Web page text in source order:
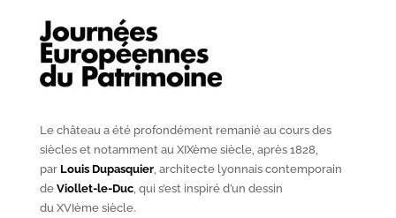
Le château a été profondément remanié au cours des
siècles et notamment au XIXèmesiècle, après 1828,
par Louis Dupasquier, architecte lyonnais contemporain
de Viollet-le-Duc, qui s’est inspiré d’un dessin
du XVIèmesiècle.